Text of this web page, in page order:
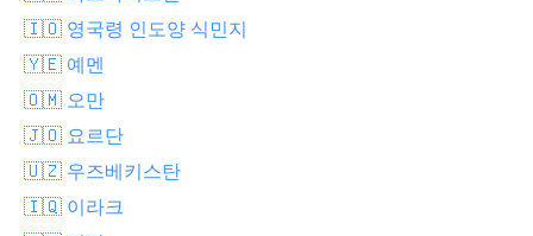
🇮🇴 영국령 인도양 식민지
🇾🇪 예멘
🇴🇲 오만
🇯🇴 요르단
🇺🇿 우즈베키스탄
🇮🇶 이라크